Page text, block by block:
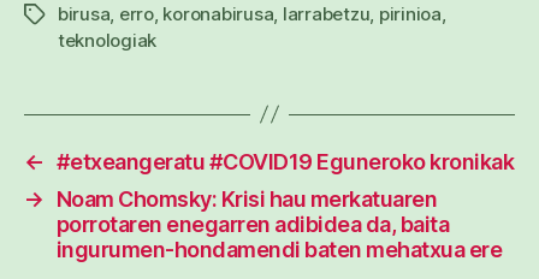
Etiketak
birusa erro, koronabirusa larrabetzu pirinioa
teknologiak
← #etxeangeratu #COVID19 Eguneroko kronikak
→
Noam Chomsky: Krisi hau merkatuaren
porrotaren enegarren adibidea da, baita
ingurumen-hondamendi baten mehatxua ere